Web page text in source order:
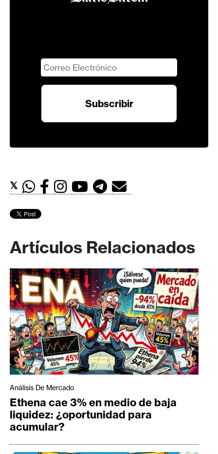
𝕏
Artículos Relacionados
Análisis De Mercado
Ethena cae 3% en medio de baja
liquidez: ¿oportunidad para
acumular?